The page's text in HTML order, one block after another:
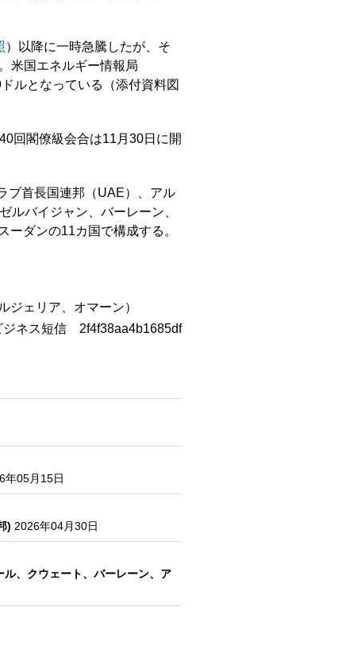
）以降に一時急騰したが、そ
米国エネルギー情報局
ルとなっている（添付資料図
回閣僚級会合は11月30日に開
ブ首長国連邦（UAE）、アル
ルバイジャン、バーレーン、
ダンの11カ国で構成する。
ジェリア、オマーン）
ジネス短信 2f4f38aa4b1685df
年05月15日
) 2026年04月30日
、クウェート、バーレーン、ア